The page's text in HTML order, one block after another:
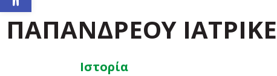
ΠΑΠΑΝΔΡΕΟΥ
Ιστορία